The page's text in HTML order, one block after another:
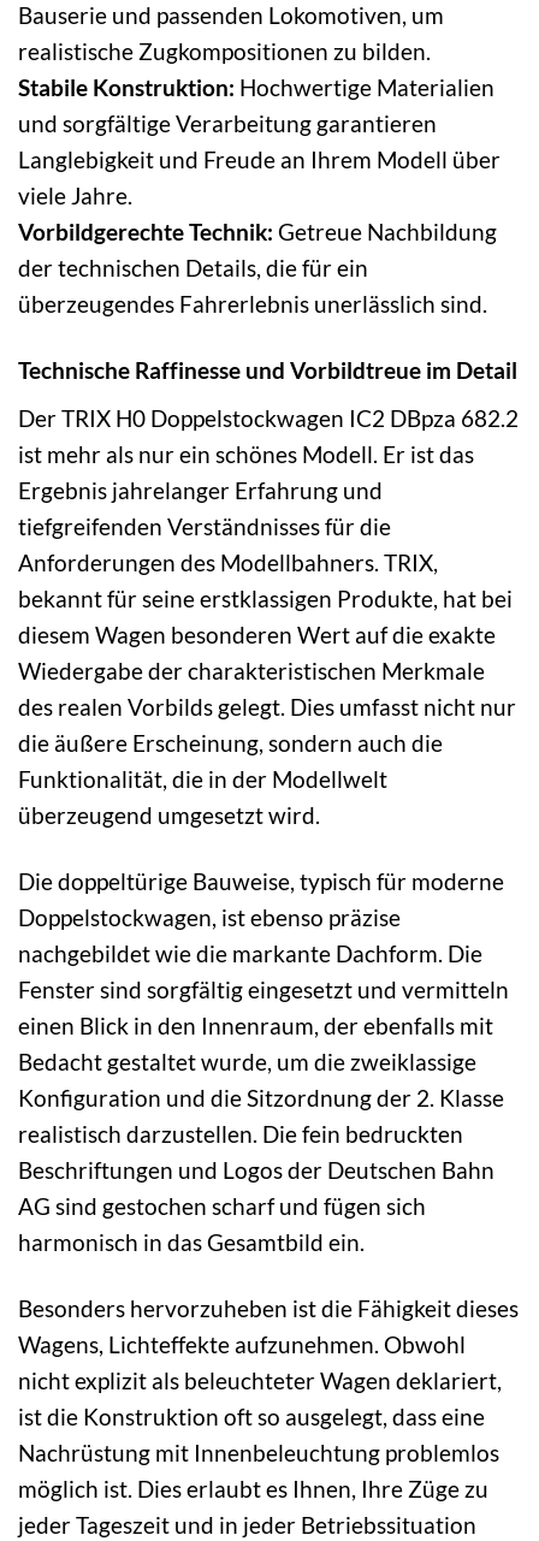
Bauserie und passenden Lokomotiven, um
realistische Zugkompositionen zu bilden.
Stabile Konstruktion: Hochwertige Materialien
und sorgfältige Verarbeitung garantieren
Langlebigkeit und Freude an Ihrem Modell über
viele Jahre.
Vorbildgerechte Technik: Getreue Nachbildung
der technischen Details, die für ein
überzeugendes Fahrerlebnis unerlässlich sind.
Technische Raffinesse und Vorbildtreue im Detail
Der TRIX H0 Doppelstockwagen IC2 DBpza 682.2
ist mehr als nur ein schönes Modell. Er ist das
Ergebnis jahrelanger Erfahrung und
tiefgreifenden Verständnisses für die
Anforderungen des Modellbahners. TRIX,
bekannt für seine erstklassigen Produkte, hat bei
diesem Wagen besonderen Wert auf die exakte
Wiedergabe der charakteristischen Merkmale
des realen Vorbilds gelegt. Dies umfasst nicht nur
die äußere Erscheinung, sondern auch die
Funktionalität, die in der Modellwelt
überzeugend umgesetzt wird.
Die doppeltürige Bauweise, typisch für moderne
Doppelstockwagen, ist ebenso präzise
nachgebildet wie die markante Dachform. Die
Fenster sind sorgfältig eingesetzt und vermitteln
einen Blick in den Innenraum, der ebenfalls mit
Bedacht gestaltet wurde, um die zweiklassige
Konfiguration und die Sitzordnung der 2. Klasse
realistisch darzustellen. Die fein bedruckten
Beschriftungen und Logos der Deutschen Bahn
AG sind gestochen scharf und fügen sich
harmonisch in das Gesamtbild ein.
Besonders hervorzuheben ist die Fähigkeit dieses
Wagens, Lichteffekte aufzunehmen. Obwohl
nicht explizit als beleuchteter Wagen deklariert,
ist die Konstruktion oft so ausgelegt, dass eine
Nachrüstung mit Innenbeleuchtung problemlos
möglich ist. Dies erlaubt es Ihnen, Ihre Züge zu
jeder Tageszeit und in jeder Betriebssituation